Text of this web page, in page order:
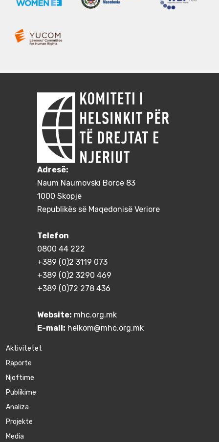
Adresë:
Naum Naumovski Borce 83
1000 Skopje
Republikës së Maqedonisë Veriore
Telefon
0800 44 222
+389 (0)2 3119 073
+389 (0)2 3290 469
+389 (0)72 278 436
Website: mhc.org.mk
E-mail: helkom@mhc.org.mk
Aktivitetet
Raporte
Njoftime
Publikime
Аnaliza
Projekte
Media